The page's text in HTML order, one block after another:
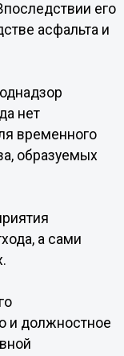
его
асфальта и
нет
временного
образуемых
а сами
и должностное